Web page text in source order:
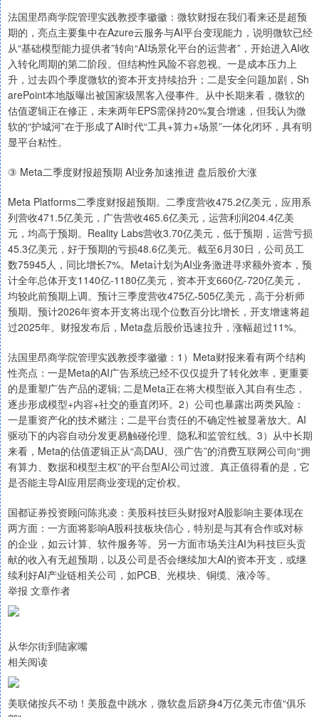
法国里昂商学院管理实践教授李徽徽：微软财报在我们看来还是超预
期的，亮点主要集中在Azure云服务与AI平台变现能力，说明微软已经
从“基础模型能力提供者”转向“AI场景化平台的运营者”，开始进入AI收
入转化周期的第二阶段。但结构性风险不容忽视。一是成本压力上
升，过去四个季度微软的资本开支持续抬升；二是安全问题加剧，Sh
arePoint本地版曝出被国家级黑客入侵事件。从中长期来看，微软的
估值逻辑正在修正，未来两年EPS需保持20%复合增速，但我认为微
软的“护城河”在于形成了AI时代“工具+算力+场景”一体化闭环，具有明
显平台粘性。
③ Meta二季度财报超预期 AI业务加速推进 盘后股价大涨
Meta Platforms二季度财报超预期。二季度营收475.2亿美元，应用系
列营收471.5亿美元，广告营收465.6亿美元，运营利润204.4亿美
元，均高于预期。Reality Labs营收3.70亿美元，低于预期，运营亏损
45.3亿美元，好于预期的亏损48.6亿美元。截至6月30日，公司员工
数75945人，同比增长7%。Meta计划为AI业务激进寻求额外资本，预
计全年总体开支1140亿-1180亿美元，资本开支660亿-720亿美元，
均较此前预期上调。预计三季度营收475亿-505亿美元，高于分析师
预期。预计2026年资本开支将出现个位数百分比增长，开支增速将超
过2025年。财报发布后，Meta盘后股价迅速拉升，涨幅超过11%。
法国里昂商学院管理实践教授李徽徽：1）Meta财报来看有两个结构
性亮点：一是Meta的AI广告系统已经不仅仅提升了转化效率，更重要
的是重塑广告产品的逻辑; 二是Meta正在将大模型嵌入其自有生态，
逐步形成模型+内容+社交的垂直闭环。2）公司也暴露出两类风险：
一是重资产化的技术赌注；二是平台责任的不确定性被显著放大。AI
驱动下的内容自动分发更易触碰伦理、隐私和监管红线。3）从中长期
来看，Meta的估值逻辑正从“高DAU、强广告”的消费互联网公司向“拥
有算力、数据和模型主权”的平台型AI公司过渡。真正值得看的是，它
是否能主导AI应用层商业变现的定价权。
国都证券投资顾问陈兆凌：美股科技巨头财报对A股影响主要体现在
两方面：一方面将影响A股科技板块信心，特别是与其有合作或对标
的企业，如云计算、软件服务等。另一方面市场关注AI为科技巨头贡
献的收入有无超预期，以及公司是否会继续加大AI的资本开支，或继
续利好AI产业链相关公司，如PCB、光模块、铜缆、液冷等。
举报 文章作者
从华尔街到陆家嘴
相关阅读
美联储按兵不动！美股盘中跳水，微软盘后跻身4万亿美元市值“俱乐